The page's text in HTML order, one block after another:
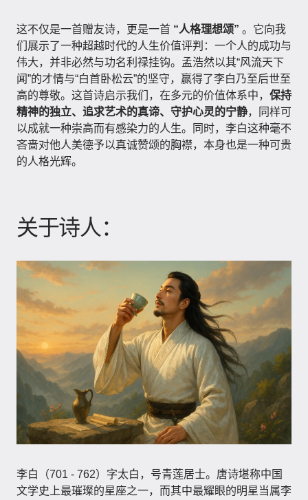
这不仅是一首赠友诗，更是一首 “人格理想颂” 。它向我
们展示了一种超越时代的人生价值评判：一个人的成功与
伟大，并非必然与功名利禄挂钩。孟浩然以其“风流天下
闻”的才情与“白首卧松云”的坚守，赢得了李白乃至后世至
高的尊敬。这首诗启示我们，在多元的价值体系中， 保持
精神的独立、追求艺术的真谛、守护心灵的宁静，同样可
以成就一种崇高而有感染力的人生。同时，李白这种毫不
吝啬对他人美德予以真诚赞颂的胸襟，本身也是一种可贵
的人格光辉。
关于诗人：
李白（701 - 762）字太白，号青莲居士。唐诗堪称中国
文学史上最璀璨的星座之一，而其中最耀眼的明星当属李